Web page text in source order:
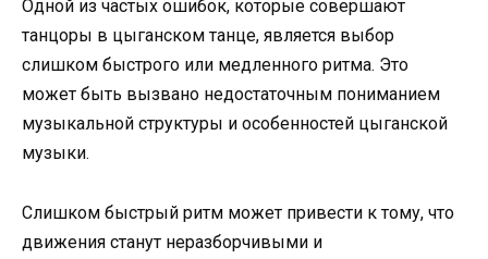
Одной из частых ошибок, которые совершают
танцоры в цыганском танце, является выбор
слишком быстрого или медленного ритма. Это
может быть вызвано недостаточным пониманием
музыкальной структуры и особенностей цыганской
музыки.
Слишком быстрый ритм может привести к тому, что
движения станут неразборчивыми и